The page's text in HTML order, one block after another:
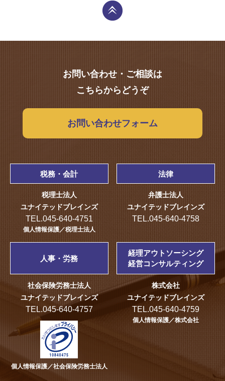
お問い合わせ・ご相談は
こちらからどうぞ
お問い合わせフォーム
税務・会計
税理士法人
ユナイテッドブレインズ
TEL.045-640-4751
個人情報保護／税理士法人
法律
弁護士法人
ユナイテッドブレインズ
TEL.045-640-4758
人事・労務
社会保険労務士法人
ユナイテッドブレインズ
TEL.045-640-4757
個人情報保護／社会保険労務士法人
経理アウトソーシング
経営コンサルティング
株式会社
ユナイテッドブレインズ
TEL.045-640-4759
個人情報保護／株式会社